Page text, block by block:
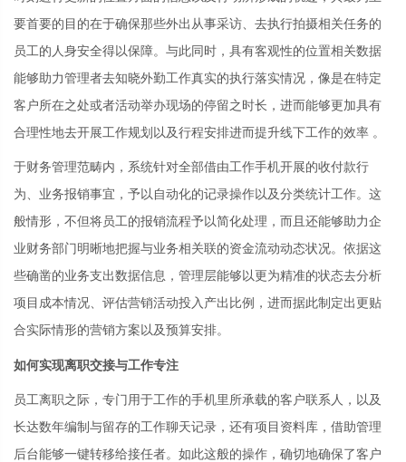
要首要的目的在于确保那些外出从事采访、去执行拍摄相关任务的
员工的人身安全得以保障。与此同时，具有客观性的位置相关数据
能够助力管理者去知晓外勤工作真实的执行落实情况，像是在特定
客户所在之处或者活动举办现场的停留之时长，进而能够更加具有
合理性地去开展工作规划以及行程安排进而提升线下工作的效率 。
于财务管理范畴内，系统针对全部借由工作手机开展的收付款行
为、业务报销事宜，予以自动化的记录操作以及分类统计工作。这
般情形，不但将员工的报销流程予以简化处理，而且还能够助力企
业财务部门明晰地把握与业务相关联的资金流动动态状况。依据这
些确凿的业务支出数据信息，管理层能够以更为精准的状态去分析
项目成本情况、评估营销活动投入产出比例，进而据此制定出更贴
合实际情形的营销方案以及预算安排。
如何实现离职交接与工作专注
员工离职之际，专门用于工作的手机里所承载的客户联系人，以及
长达数年编制与留存的工作聊天记录，还有项目资料库，借助管理
后台能够一键转移给接任者。如此这般的操作，确切地确保了客户